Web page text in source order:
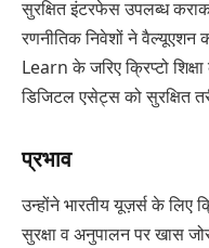
सुरक्षित इंटरफेस उपलब्ध
रणनीतिक निवेशों ने वैल्यूएशन
Learn के जरिए क्रिप्टो
डिजिटल एसेट्स को सुरक्षित
प्रभाव
उन्होंने भारतीय यूज़र्स के लिए
सुरक्षा व अनुपालन पर खास